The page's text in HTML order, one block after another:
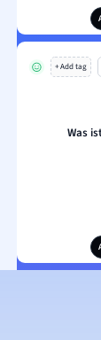
+ Add tag
Was